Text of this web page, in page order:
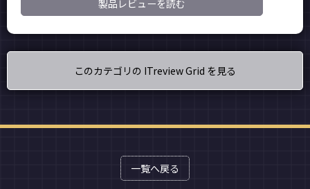
製品レビューを読む
このカテゴリの ITreview Grid を見る
一覧へ戻る